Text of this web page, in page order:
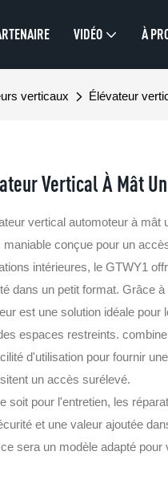
VIDÉO À
verticaux Élévateur
Vertical À Mât
vertical automoteur à mât
maniable conçue pour un
intérieures, le GTWY1
dans un petit format. Grâce
est une solution idéale
espaces restreints.
d'utilisation pour fournir
un accès surélevé.
soit pour l'entretien, les
et une valeur ajoutée
sera un modèle adapté